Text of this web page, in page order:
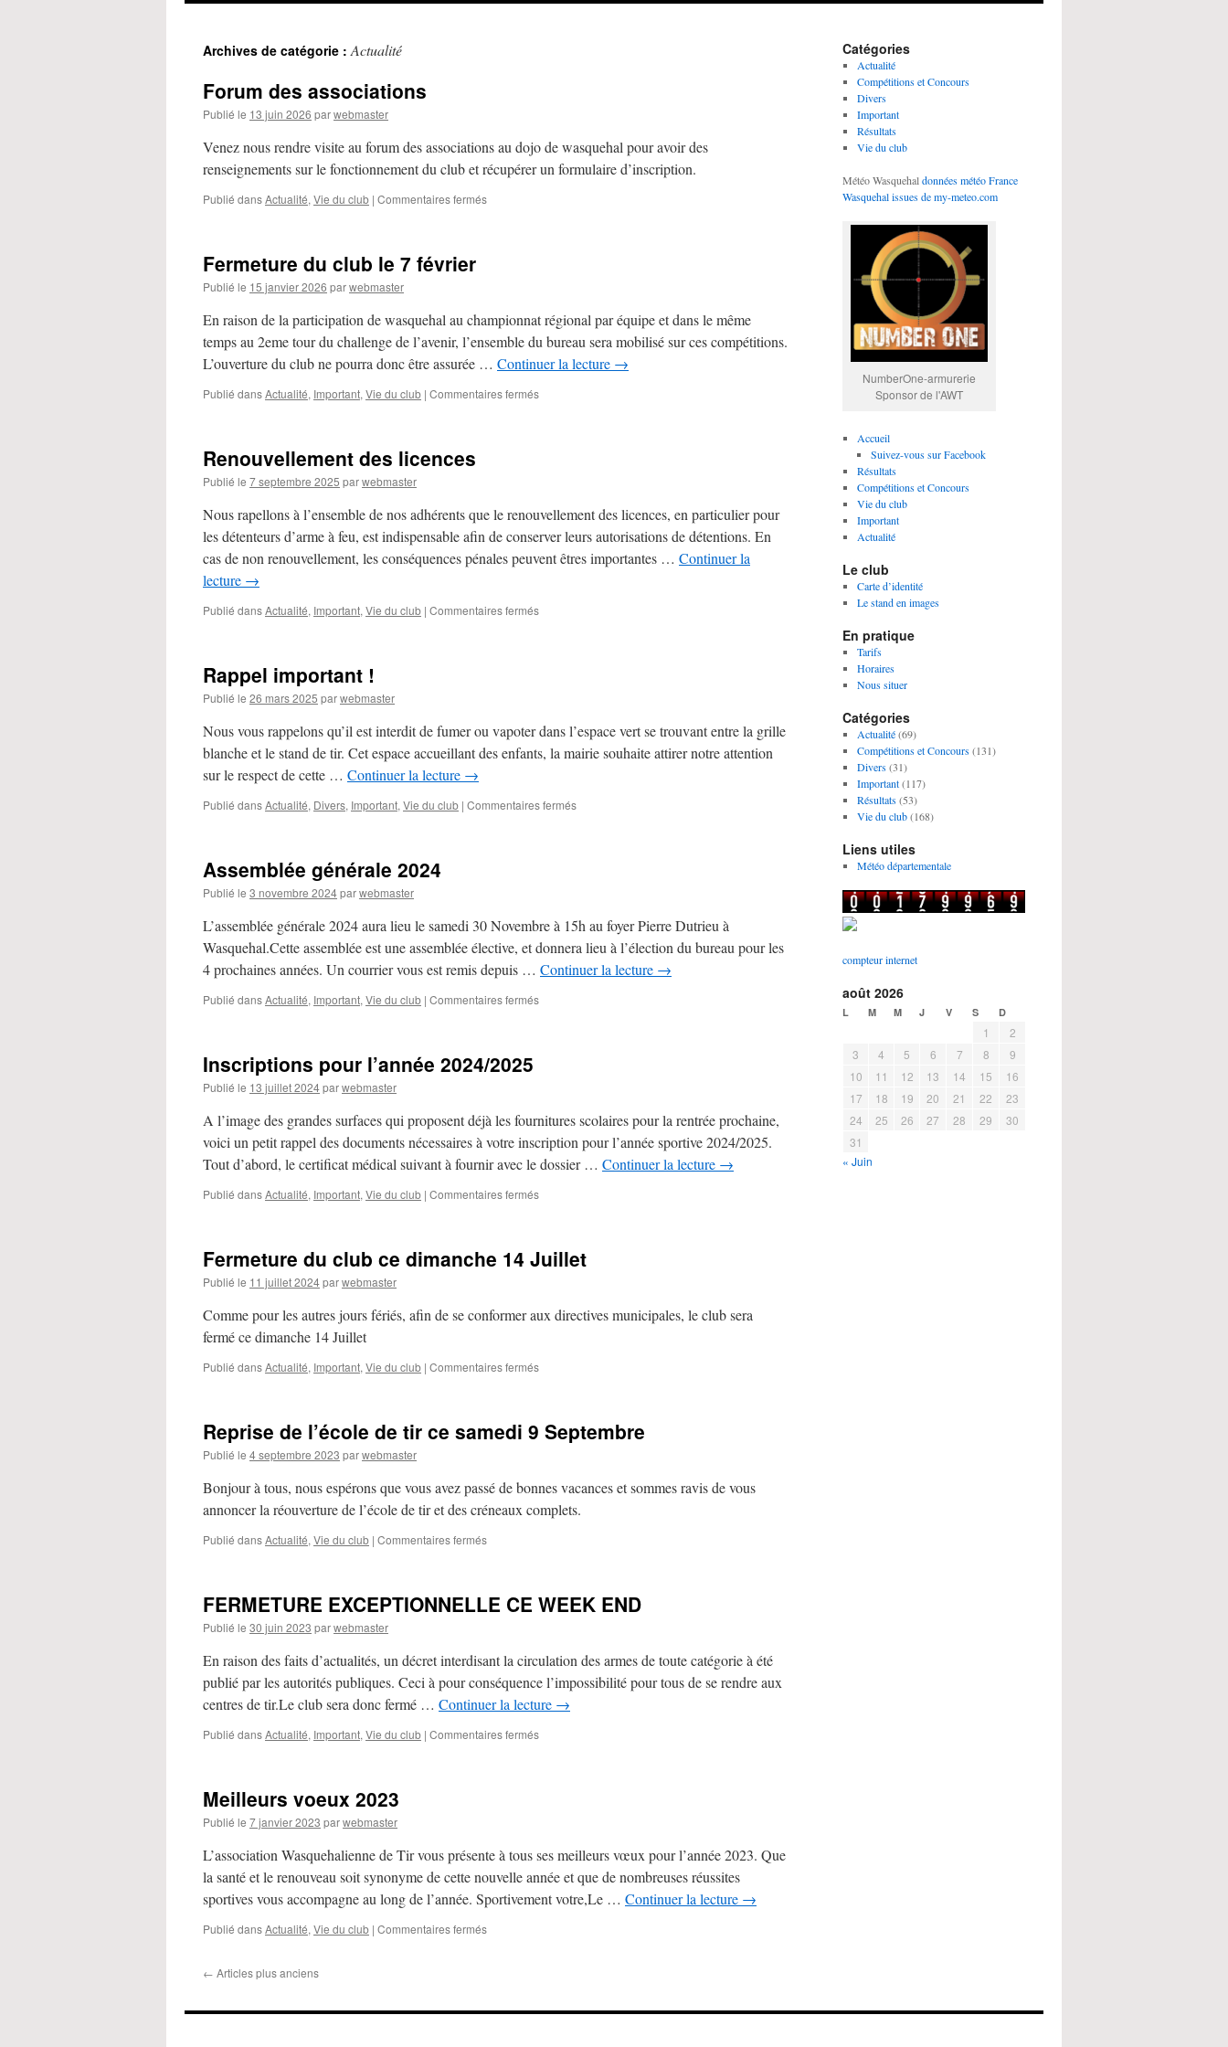
Archives de catégorie :Actualité
Forum des associations
Publié le 13 juin 2026 parwebmaster
Venez nous rendre visite au forum des associations au dojo de wasquehal pour avoir des
renseignements sur le fonctionnement du club et récupérer un formulaire d’inscription.
Publié dansActualité, Vie du club | Commentaires ferméssur
Fermeture du club le 7 février
Publié le 15 janvier 2026 parwebmaster
En raison de la participation de wasquehal au championnat régional par équipe et dans le même
temps au 2eme tour du challenge de l’avenir, l’ensemble du bureau sera mobilisé sur ces compétitions.
L’ouverture du club ne pourra donc être assurée … Continuer la lecture →
Publié dansActualité, Important, Vie du club | Commentaires ferméssur
Renouvellement des licences
Publié le 7 septembre 2025 parwebmaster
Nous rapellons à l’ensemble de nos adhérents que le renouvellement des licences, en particulier pour
les détenteurs d’arme à feu, est indispensable afin de conserver leurs autorisations de détentions. En
cas de non renouvellement, les conséquences pénales peuvent êtres importantes … Continuer la
lecture →
Publié dansActualité, Important, Vie du club | Commentaires ferméssur
Rappel important !
Publié le 26 mars 2025 parwebmaster
Nous vous rappelons qu’il est interdit de fumer ou vapoter dans l’espace vert se trouvant entre la grille
blanche et le stand de tir. Cet espace accueillant des enfants, la mairie souhaite attirer notre attention
sur le respect de cette … Continuer la lecture →
Publié dansActualité, Divers, Important, Vie du club | Commentaires ferméssur
Assemblée générale 2024
Publié le 3 novembre 2024parwebmaster
L’assemblée générale 2024 aura lieu le samedi 30 Novembre à 15h au foyer Pierre Dutrieu à
Wasquehal.Cette assemblée est une assemblée élective, et donnera lieu à l’élection du bureau pour les
4 prochaines années. Un courrier vous est remis depuis … Continuer la lecture →
Publié dansActualité, Important, Vie du club | Commentaires ferméssur
Inscriptions pour l’année 2024/2025
Publié le 13 juillet 2024parwebmaster
A l’image des grandes surfaces qui proposent déjà les fournitures scolaires pour la rentrée prochaine,
voici un petit rappel des documents nécessaires à votre inscription pour l’année sportive 2024/2025.
Tout d’abord, le certificat médical suivant à fournir avec le dossier … Continuer la lecture →
Publié dansActualité, Important, Vie du club | Commentaires ferméssur
2024/2025
Fermeture du club ce dimanche 14 Juillet
Publié le 11 juillet 2024parwebmaster
Comme pour les autres jours fériés, afin de se conformer aux directives municipales, le club sera
fermé ce dimanche 14 Juillet
Publié dansActualité, Important, Vie du club | Commentaires ferméssur
ce
dimanche
Reprise de l’école de tir ce samedi 9 Septembre
Publié le 4 septembre 2023 parwebmaster
Bonjour à tous, nous espérons que vous avez passé de bonnes vacances et sommes ravis de vous
annoncer la réouverture de l’école de tir et des créneaux complets.
Publié dansActualité, Vie du club | Commentaires ferméssur
de
samedi
9
Septembre
FERMETURE EXCEPTIONNELLE CE WEEK END
Publié le 30 juin 2023 parwebmaster
En raison des faits d’actualités, un décret interdisant la circulation des armes de toute catégorie à été
publié par les autorités publiques. Ceci à pour conséquence l’impossibilité pour tous de se rendre aux
centres de tir.Le club sera donc fermé … Continuer la lecture →
Publié dansActualité, Important, Vie du club | Commentaires ferméssur
Meilleurs voeux 2023
Publié le 7 janvier 2023 parwebmaster
L’association Wasquehalienne de Tir vous présente à tous ses meilleurs vœux pour l’année 2023. Que
la santé et le renouveau soit synonyme de cette nouvelle année et que de nombreuses réussites
sportives vous accompagne au long de l’année. Sportivement votre,Le … Continuer la lecture →
Publié dansActualité, Vie du club | Commentaires ferméssur
← Articles plus anciens
Catégories
Actualité
Compétitions et Concours
Divers
Important
Résultats
Vie du club
Météo Wasquehaldonnées météo France
Wasquehal issues de my-meteo.com
NumberOne-armurerie
Sponsor de l'AWT
Accueil
Suivez-vous sur Facebook
Résultats
Compétitions et Concours
Vie du club
Important
Actualité
Le club
Carte d’identité
Le stand en images
En pratique
Tarifs
Horaires
Nous situer
Catégories
Actualité(69)
Compétitions et Concours(131)
Divers(31)
Important(117)
Résultats(53)
Vie du club(168)
Liens utiles
Météo départementale
compteur internet
août 2026
L M M J V S D
1
2
3
4 5 6 7 8
9
10
11 12 13 14 15
16
17
18 19 20 21 22
23
24
25 26 27 28 29
30
31
« Juin